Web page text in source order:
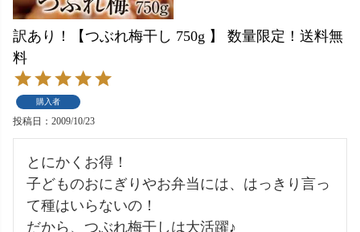
訳あり！【つぶれ梅干し 750g 】 数量限定！送料無
料
購入者
投稿日 2009/10/23
とにかくお得！
子どものおにぎりやお弁当には、はっきり言っ
て種はいらないの！
だから、つぶれ梅干しは大活躍♪